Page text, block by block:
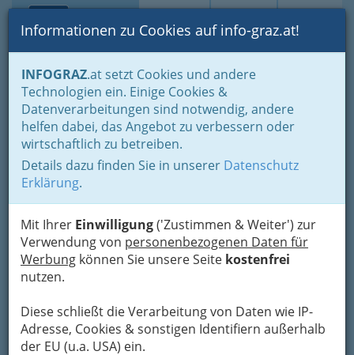
Suche Login Toggle
Informationen zu Cookies auf info-graz.at!
INFOGRAZ.at setzt Cookies und andere
Technologien ein. Einige Cookies &
Datenverarbeitungen sind notwendig, andere
helfen dabei, das Angebot zu verbessern oder
wirtschaftlich zu betreiben.
Details dazu finden Sie in unserer Datenschutz
Erklärung.
Mit Ihrer Einwilligung('Zustimmen & Weiter') zur
Verwendung von personenbezogenen Daten für
Werbung können Sie unsere Seite kostenfrei
nutzen.
Diese schließt die Verarbeitung von Daten wie IP-
Adresse, Cookies & sonstigen Identifiern außerhalb
der EU (u.a. USA) ein.
Home Gastronomie Beisln, Bars, Pubs & Wein
Vinotheken -
Weinhandlungen in Graz
und Umgebung / Enoteca in
der Steiermark
Vinotheken, Enotheken, Weinhandlung oder
Osteria: was ist der Unterschied?
Vinotheken in Graz und
Umgebung. Enoteca -
Weinhandel.